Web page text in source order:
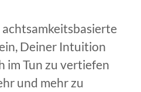
Deiner Intuition
im Tun zu vertiefen
und mehr zu